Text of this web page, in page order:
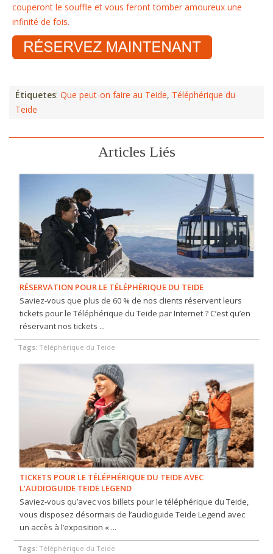
couperont le souffle et vous feront tomber amoureux une
infinité de fois.
Étiquetes: Que peut-on faire au Teide, Téléphérique du
Teide
Articles Liés
RÉSERVATION POUR LE TÉLÉPHÉRIQUE DU TEIDE
Saviez-vous que plus de 60 % de nos clients réservent leurs
tickets pour le Téléphérique du Teide par Internet ? C’est qu’en
réservant nos tickets ...
Tags: Téléphérique du Teide
TICKETS POUR LE TÉLÉPHÉRIQUE DU TEIDE AVEC
L’AUDIOGUIDE TEIDE LEGEND
Saviez-vous qu’avec vos billets pour le téléphérique du Teide,
vous disposez désormais de l’audioguide Teide Legend avec
un accès à l’exposition « ...
Tags: Téléphérique du Teide